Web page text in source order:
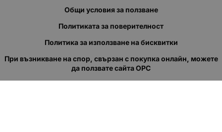
Общи условия за ползване
Политиката за поверителност
Политика за използване на бисквитки
При възникване на спор, свързан с покупка онлайн, можете
да ползвате сайта ОРС